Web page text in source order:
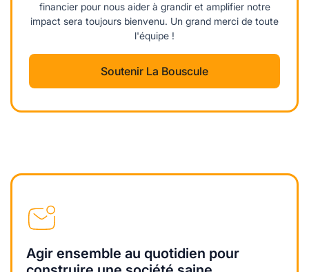
financier pour nous aider à grandir et amplifier notre
impact sera toujours bienvenu. Un grand merci de toute
l'équipe !
Soutenir La Bouscule
Agir ensemble au quotidien pour